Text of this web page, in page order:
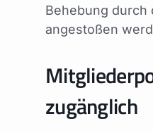
Behebung durch
angestoßen
zugänglich